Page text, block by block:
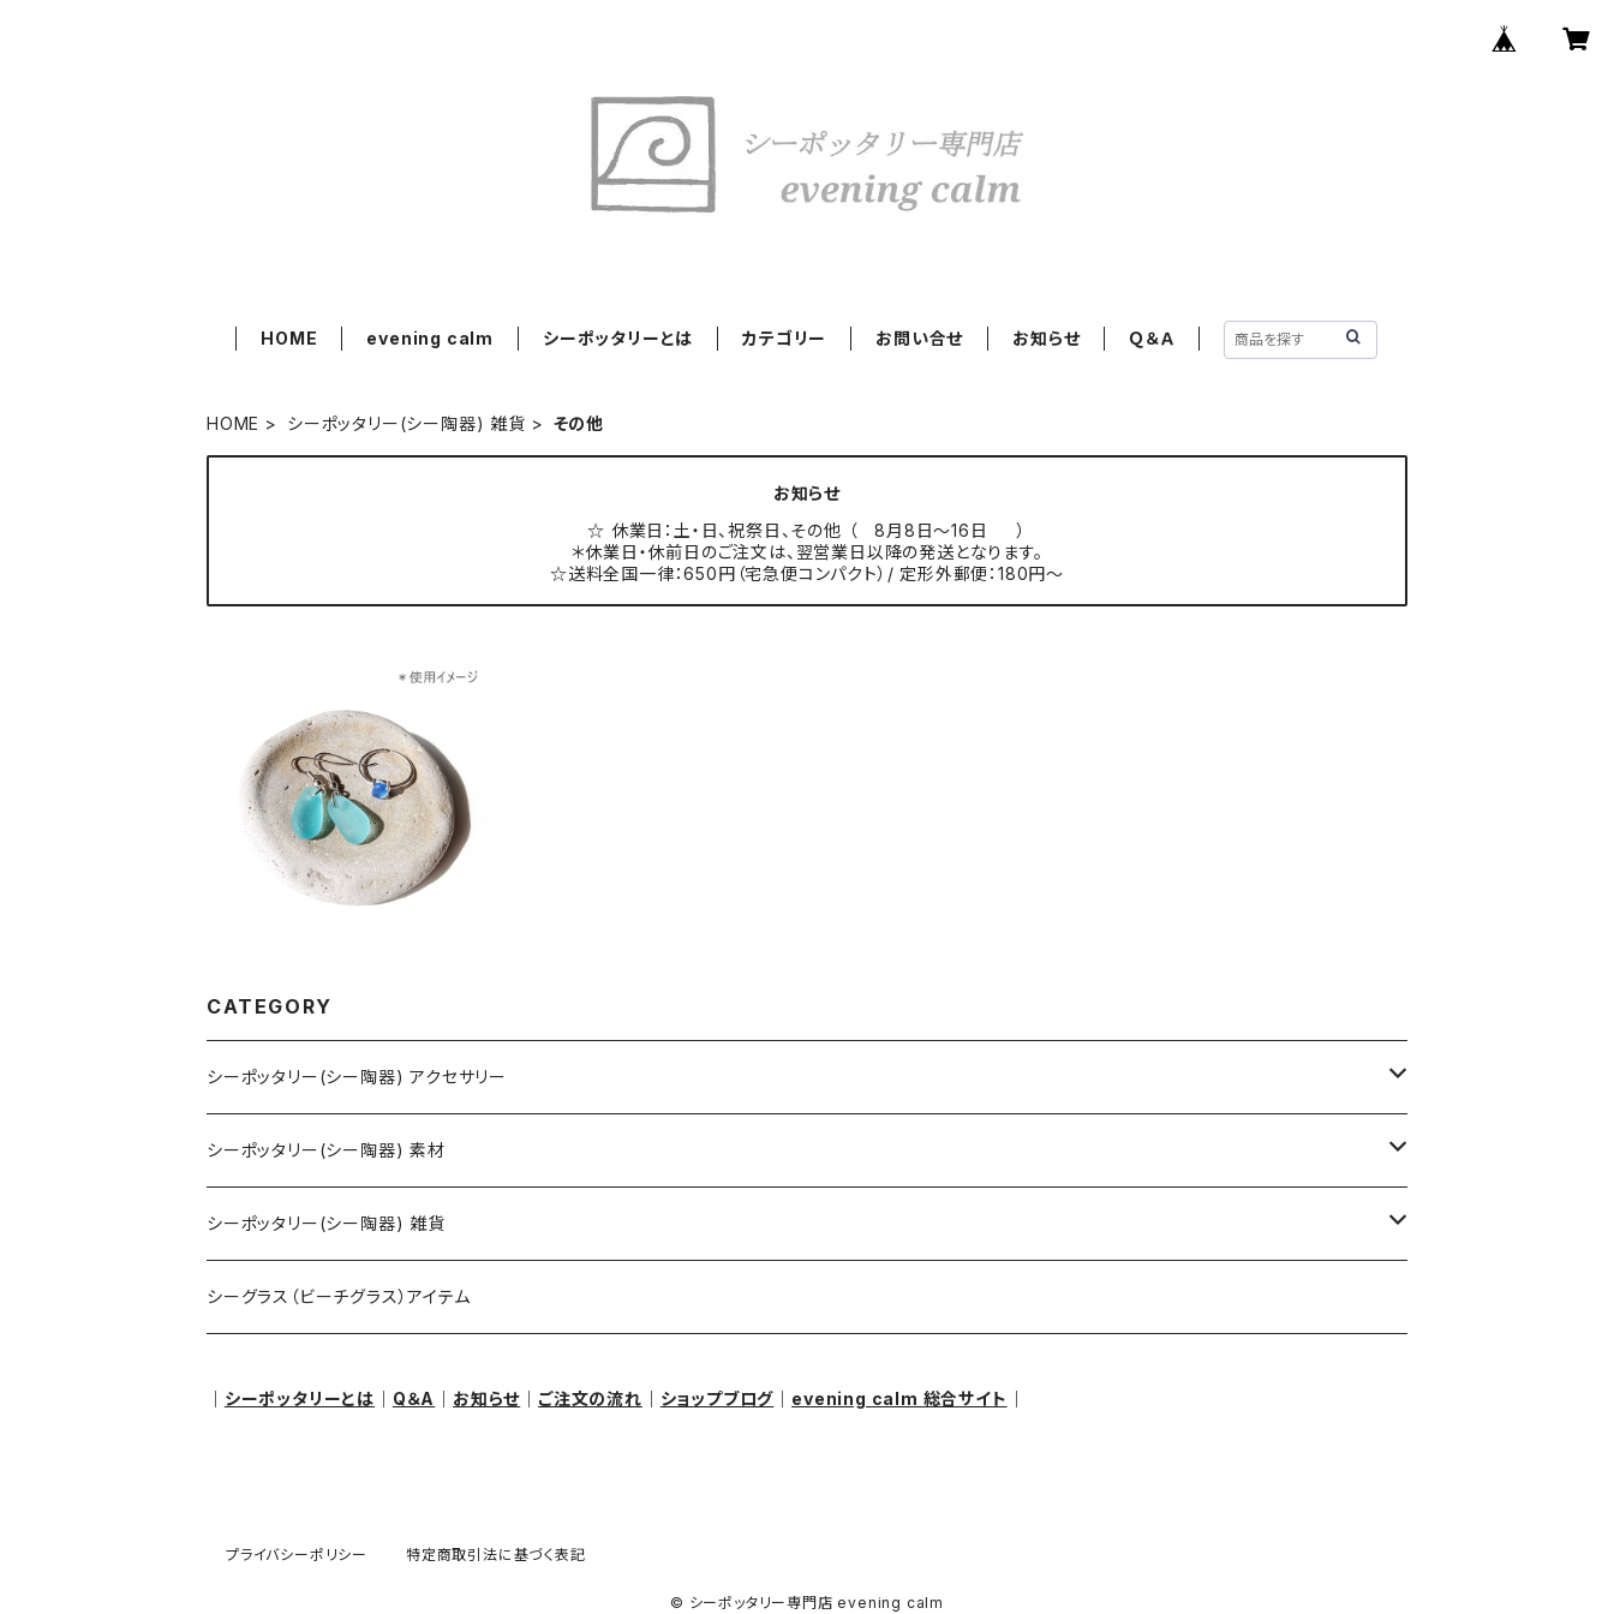
HOME evening calm シーポッタリーとは カテゴリー お問い合せ お知らせ Ｑ＆Ａ
HOME シーポッタリー(シー陶器) 雑貨 その他
お知らせ
☆ 休業日：土・日、祝祭日、その他 （ 8月8日～16日 ）
＊休業日・休前日のご注文は、翌営業日以降の発送となります。
☆送料全国一律：650円（宅急便コンパクト）/ 定形外郵便：180円～
シーポッタリー(シー陶器) アク
セサリートレイ SCD-6
¥1,300
CATEGORY
シーポッタリー(シー陶器) アクセサリー
ネックレス
ピアス・イヤリング
ペンダントヘッド（トップ）
シーポッタリー(シー陶器) 素材
アクセサリー用
クラフト用
シーポッタリー(シー陶器) 雑貨
オブジェ・置物
シーグラス（ビーチグラス）アイテム
シーポッタリーとは Q＆A お知らせ ご注文の流れ ショップブログ evening calm 総合サイト
プライバシーポリシー 特定商取引法に基づく表記
© シーポッタリー専門店 evening calm